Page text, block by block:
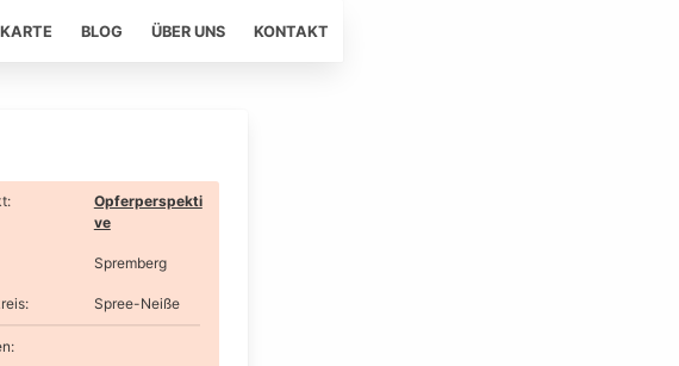
KARTE BLOG ÜBER UNS KONTAKT
:
Opferperspekti
ve
Spremberg
: Spree-Neiße